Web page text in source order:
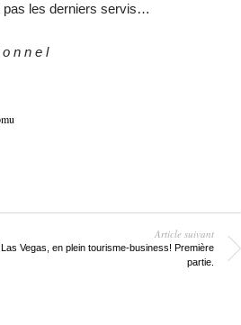
pas les derniers servis…
n n e l
Article suivant
Las Vegas, en plein tourisme-business! Première
partie.